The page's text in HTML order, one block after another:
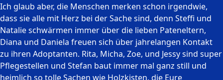
Ich glaub aber, die Menschen merken schon irgendwie,
dass sie alle mit Herz bei der Sache sind, denn Steffi und
Natalie schwärmen immer über die lieben Pateneltern,
Diana und Daniela freuen sich über jahrelangen Kontakt
zu ihren Adoptanten. Rita, Micha, Zoe, und Jessy sind super
Pflegestellen und Stefan baut immer mal ganz still und
heimlich so tolle Sachen wie Holzkisten, die Eure